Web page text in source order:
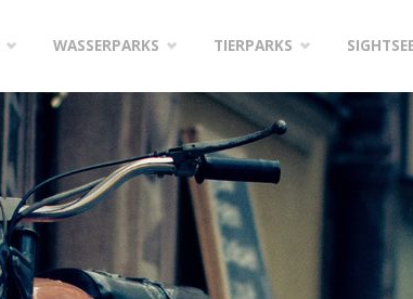
WASSERPARKS TIERPARKS